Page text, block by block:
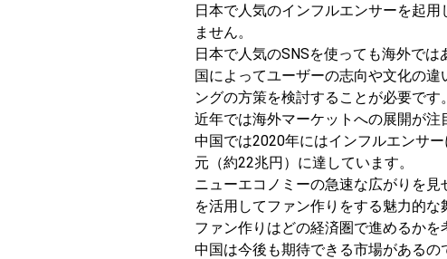
日本で人気のインフルエンサーを起
ません。
日本で人気のSNSを使っても海外では
国によってユーザーの志向や文化の
ングの方策を検討することが必要です。
近年では海外マーケットへの展開が注
中国では2020年にはインフルエンサ
元（約22兆円）に達しています。
ニューエコノミーの急速な広がりを
を活用してファン作りをする魅力的な
ファン作りはどの経済圏で進めるかを
中国は今後も期待できる市場があるの